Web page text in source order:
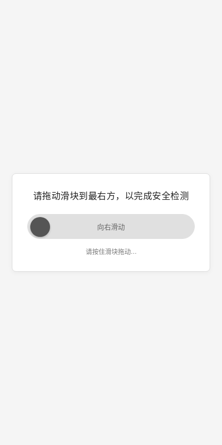
请拖动滑块到最右方，以完成安全检测
向右滑动
请按住滑块拖动...